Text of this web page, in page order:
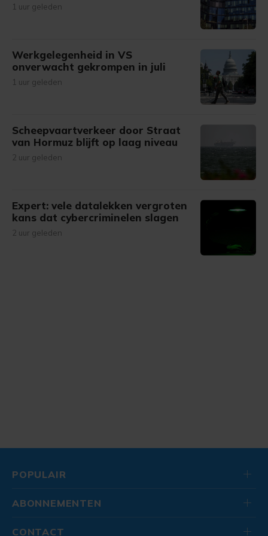
1 uur geleden
Werkgelegenheid in VS
onverwacht gekrompen in juli
1 uur geleden
Scheepvaartverkeer door Straat
van Hormuz blijft op laag niveau
2 uur geleden
Expert: vele datalekken vergroten
kans dat cybercriminelen slagen
2 uur geleden
POPULAIR
ABONNEMENTEN
CONTACT